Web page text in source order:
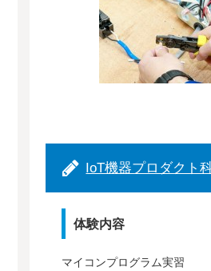
IoT機器プロダクト
体験内容
マイコンプログラム実習